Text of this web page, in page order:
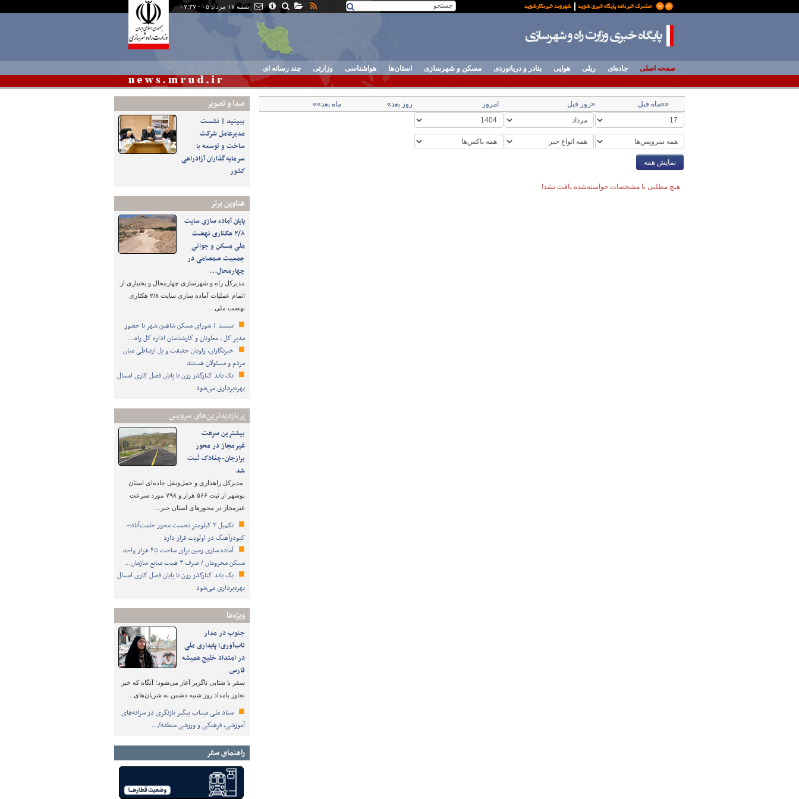
شنبه ۱۷ مرداد ۰۵ - ۰۷:۳۷
صفحه اصلی جاده‌ای ریلی هوایی بنادر و دریانوردی مسکن و شهرسازی استان‌ها هواشناسی وزارتی چند رسانه ای
صدا و تصوير
ببینید | نشست
مدیرعامل شرکت
ساخت و توسعه با
سرمایه‌گذاران آزادراهی
کشور
عناوین برتر
پایان آماده‌ سازی سایت
۲/۸ هکتاری نهضت
ملی مسکن و جوانی
جمعیت صمصامی در
چهارمحال…
مدیرکل راه و شهرسازی چهارمحال و بختیاری از
اتمام عملیات آماده‌ سازی سایت ۲/۸ هکتاری
نهضت ملی…
ببینید | شورای مسکن شاهین شهر با حضور
مدیر کل ، معاونان و کارشناسان اداره کل راه…
خبرنگاران، راویان حقیقت و پل ارتباطی میان
مردم و مسئولان هستند
یک باند کنارگذر رزن تا پایان فصل کاری امسال
بهره‌برداری می‌شود
پربازدیدترین‌های سرویس
بیشترین سرعت
غیرمجاز در محور
برازجان-چغادک ثبت
شد
مدیرکل راهداری و حمل‌ونقل جاده‌ای استان
بوشهر از ثبت ۵۶۶ هزار و ۷۹۸ مورد سرعت
غیرمجاز در محورهای استان خبر…
تکمیل ۳ کیلومتر نخست محور خلعت‌آباد–
کبودرآهنگ در اولویت قرار دارد
آماده سازی زمین برای ساخت ۴۵ هزار واحد
مسکن محرومان / صرف ۳ همت منابع سازمان…
یک باند کنارگذر رزن تا پایان فصل کاری امسال
بهره‌برداری می‌شود
ویژه‌ها
جنوب در مدار
تاب‌آوری؛ پایداری ملی
در امتداد خلیج همیشه
فارس
سفر با شتابی ناگزیر آغاز می‌شود؛ آنگاه که خبر
تجاوز بامداد روز شنبه دشمن به شریان‌های…
ستاد ملی میناب پیگیر بازنگری در سرانه‌های
آموزشی، فرهنگی و ورزشی منطقه/…
راهنمای سفر
««ماه قبل «روز قبل امروز روز بعد» ماه بعد»»
نمایش همه
هیچ مطلبی با مشخصات خواسته‌شده یافت نشد!